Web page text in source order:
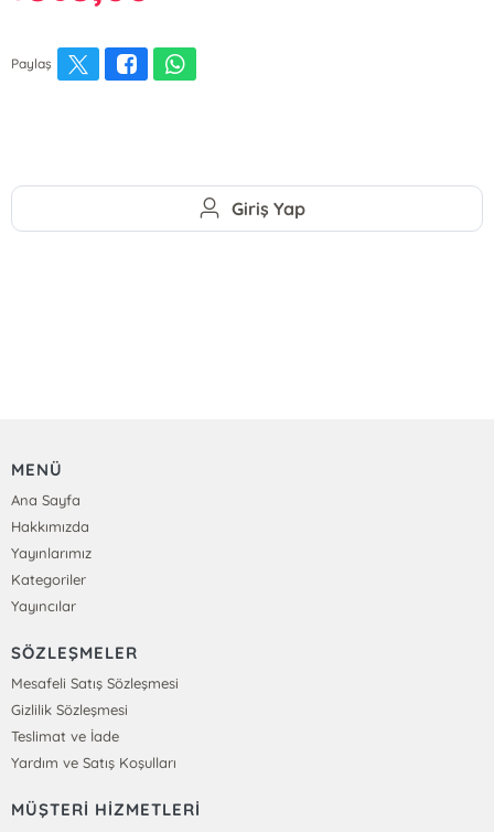
Paylaş
Giriş Yap
MENÜ
Ana Sayfa
Hakkımızda
Yayınlarımız
Kategoriler
Yayıncılar
SÖZLEŞMELER
Mesafeli Satış Sözleşmesi
Gizlilik Sözleşmesi
Teslimat ve İade
Yardım ve Satış Koşulları
MÜŞTERİ HİZMETLERİ